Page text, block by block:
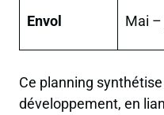
Envol Mai –
Ce planning
développement, en